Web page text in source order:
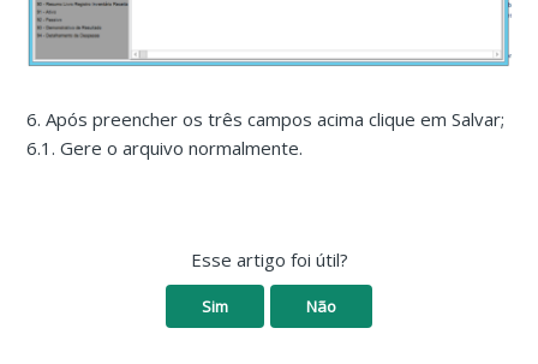
6. Após preencher os três campos acima clique em Salvar;
6.1. Gere o arquivo normalmente.
Esse artigo foi útil?
Sim Não